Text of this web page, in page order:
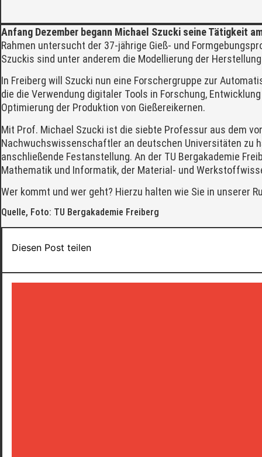
Anfang Dezember begann Michael Szucki seine Tätigkeit
Rahmen untersucht der 37-jährige Gieß- und
Szuckis sind unter anderem die Modellierung der
In Freiberg will Szucki nun eine Forschergruppe zur
die die Verwendung digitaler Tools in Forschung,
Optimierung der Produktion von Gießereikernen.
Mit Prof. Michael Szucki ist die siebte Professur aus dem
Nachwuchswissenschaftler an deutschen Universitäten zu
anschließende Festanstellung. An der TU Bergakademie
Mathematik und Informatik, der Material- und
Wer kommt und wer geht? Hierzu halten wie Sie in unserer
Quelle, Foto: TU Bergakademie Freiberg
Diesen Post teilen